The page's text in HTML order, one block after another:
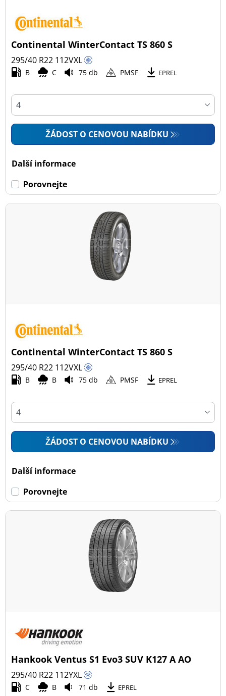
Continental WinterContact TS 860 S
295/40 R22 112VXL
B C 75 db PMSF EPREL
ŽÁDOST O CENOVOU NABÍDKU
Další informace
Porovnejte
Continental WinterContact TS 860 S
295/40 R22 112VXL
B B 75 db PMSF EPREL
ŽÁDOST O CENOVOU NABÍDKU
Další informace
Porovnejte
Hankook Ventus S1 Evo3 SUV K127 A AO
295/40 R22 112YXL
C B 71 db EPREL